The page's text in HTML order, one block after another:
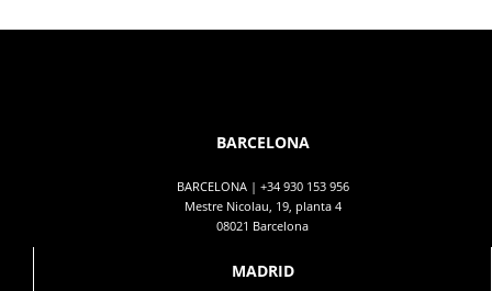
BARCELONA
BARCELONA | +34 930 153 956
Mestre Nicolau, 19, planta 4
08021 Barcelona
MADRID